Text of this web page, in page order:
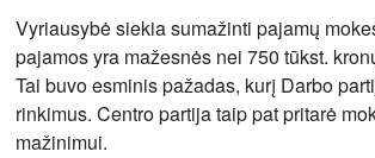
Vyriausybė siekia sumažinti pajamų
pajamos yra mažesnės nei 750 tūkst.
Tai buvo esminis pažadas, kurį Darbo
rinkimus. Centro partija taip pat pritarė
mažinimui.